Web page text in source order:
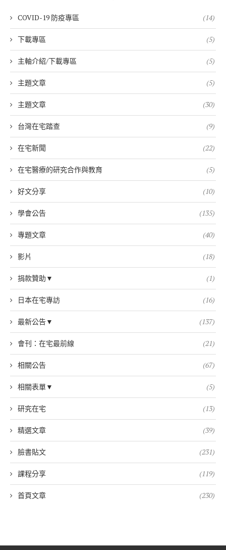
COVID-19 防疫專區 (14)
下載專區 (5)
主軸介紹/下載專區 (5)
主題文章 (5)
主題文章 (30)
台灣在宅踏查 (9)
在宅新聞 (22)
在宅醫療的研究合作與教育 (5)
好文分享 (10)
學會公告 (135)
專題文章 (40)
影片 (18)
捐款贊助▼ (1)
日本在宅專訪 (16)
最新公告▼ (137)
會刊：在宅最前線 (21)
相關公告 (67)
相關表單▼ (5)
研究在宅 (13)
精選文章 (39)
臉書貼文 (231)
課程分享 (119)
首頁文章 (230)